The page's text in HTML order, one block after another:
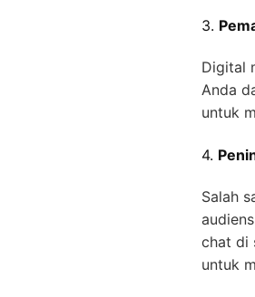
3.
Digital
Anda
untuk
4.
Salah
chat di
untuk